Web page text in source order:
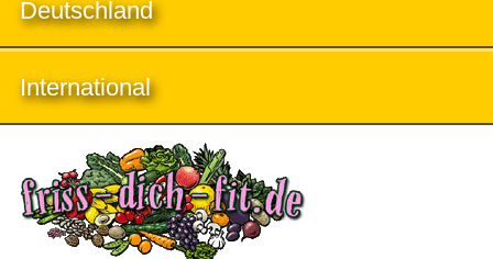
Deutschland
International